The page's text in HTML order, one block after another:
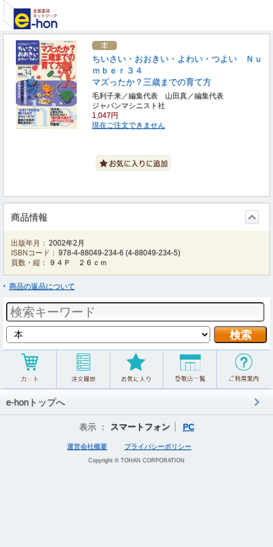
ちいさい・おおきい・よわい・つよい Ｎｕ
ｍｂｅｒ３４
マズったか？三歳までの育て方
毛利子来／編集代表 山田真／編集代表
ジャパンマシニスト社
1,047円
現在ご注文できません
商品情報
出版年月： 2002年2月
ISBNコード： 978-4-88049-234-6 (4-88049-234-5)
頁数・縦：
９４Ｐ ２６ｃｍ
商品の返品について
e-honトップへ
表示 ： スマートフォン PC
運営会社概要 プライバシーポリシー
Copyright © TOHAN CORPORATION